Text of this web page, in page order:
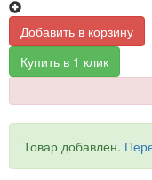
Добавить в корзину
Купить в 1 клик
Товар добавлен.